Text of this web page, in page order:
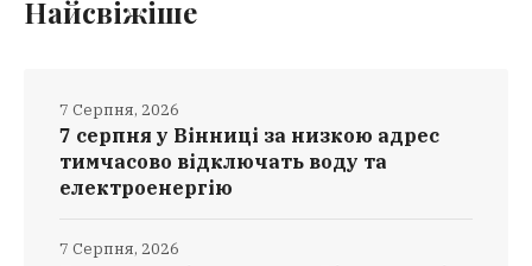
Найсвіжіше
7 серпня у Вінниці за низкою адрес
тимчасово відключать воду та
електроенергію
7 Серпня, 2026
7 Серпня, 2026